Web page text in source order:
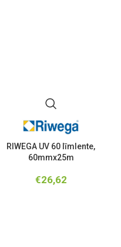
RIWEGA UV 60 līmlente,
60mmx25m
€26,62